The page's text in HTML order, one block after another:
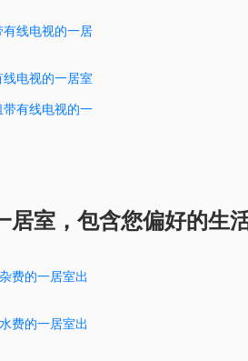
线电视的一居
电视的一居室
有线电视的一
居室，包含您偏好的生
费的一居室出
费的一居室出